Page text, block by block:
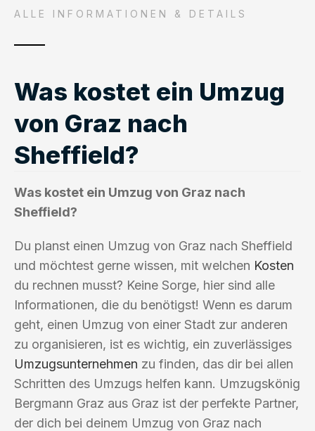
ALLE INFORMATIONEN & DETAILS
Was kostet ein Umzug
von Graz nach
Sheffield?
Was kostet ein Umzug von Graz nach
Sheffield?
Du planst einen Umzug von Graz nach Sheffield
und möchtest gerne wissen, mit welchen Kosten
du rechnen musst? Keine Sorge, hier sind alle
Informationen, die du benötigst! Wenn es darum
geht, einen Umzug von einer Stadt zur anderen
zu organisieren, ist es wichtig, ein zuverlässiges
Umzugsunternehmen zu finden, das dir bei allen
Schritten des Umzugs helfen kann. Umzugskönig
Bergmann Graz aus Graz ist der perfekte Partner,
der dich bei deinem Umzug von Graz nach